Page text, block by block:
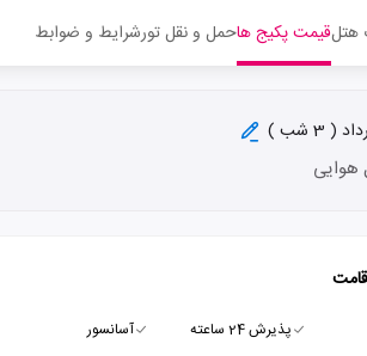
هتلقیمت پکیج هاحمل و نقل تورشرایط و ضوابط
پذیرش 24 ساعته آسانسور